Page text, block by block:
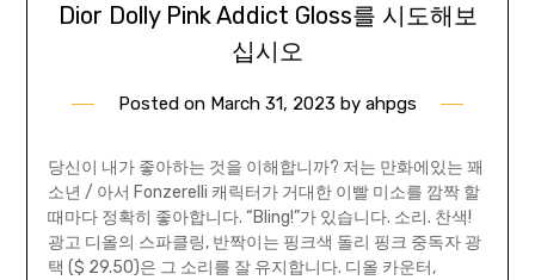
Dior Dolly Pink Addict Gloss를 시도해보
십시오
Posted on March 31, 2023 by ahpgs
당신이 내가 좋아하는 것을 이해합니까? 저는 만화에있는 꽤
소년 / 아서 Fonzerelli 캐릭터가 거대한 이빨 미소를 깜짝 할
때마다 정확히 좋아합니다. “Bling!”가 있습니다. 소리. 찬색!
광고 디올의 스파클링, 반짝이는 핑크색 돌리 핑크 중독자 광
택 ($ 29.50)은 그 소리를 잘 유지합니다. 디올 카운터,